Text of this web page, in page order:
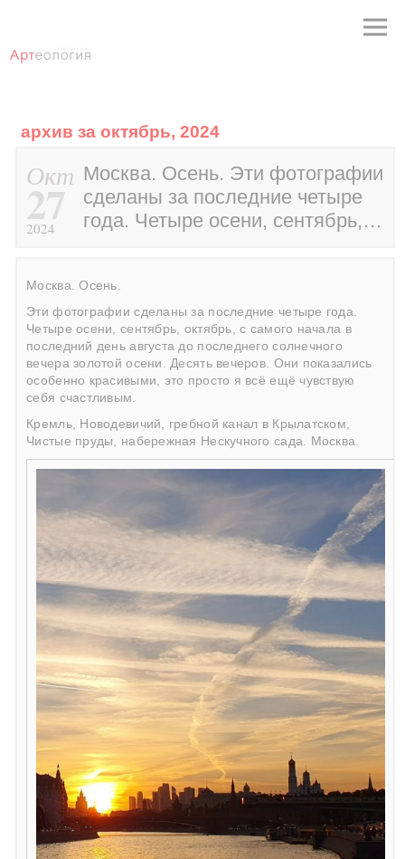
архив за октябрь, 2024
Окт
27
2024
Москва. Осень. Эти фотографии
сделаны за последние четыре
года. Четыре осени, сентябрь,…
Москва. Осень.
Эти фотографии сделаны за последние четыре года.
Четыре осени, сентябрь, октябрь, с самого начала в
последний день августа до последнего солнечного
вечера золотой осени. Десять вечеров. Они показались
особенно красивыми, это просто я всё ещё чувствую
себя счастливым.
Кремль, Новодевичий, гребной канал в Крылатском,
Чистые пруды, набережная Нескучного сада. Москва.